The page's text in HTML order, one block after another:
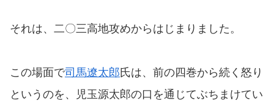
それは、二〇三高地攻めからはじまりました。
この場面で司馬遼太郎氏は、前の四巻から続く怒り
というのを、児玉源太郎の口を通じてぶちまけてい